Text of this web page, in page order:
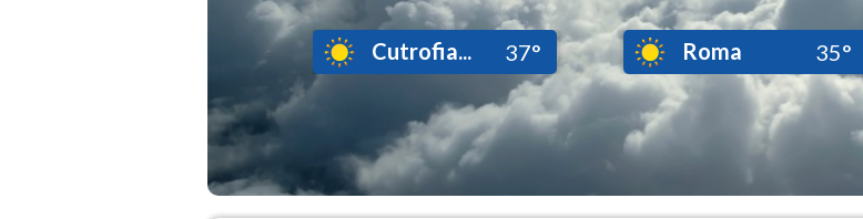
Cutrofia... 37° Roma 35°